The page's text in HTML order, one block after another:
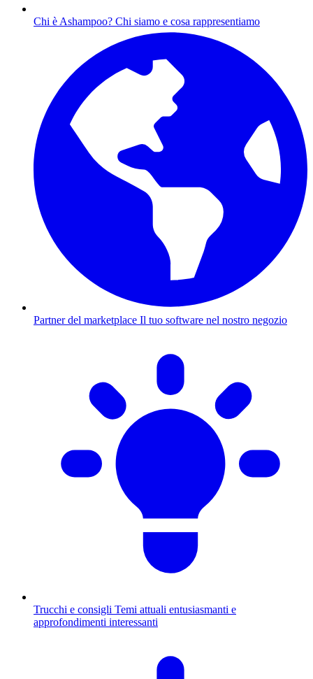
Chi è Ashampoo? Chi siamo e cosa rappresentiamo
Partner del marketplace Il tuo software nel nostro negozio
Trucchi e consigli Temi attuali entusiasmanti e
approfondimenti interessanti